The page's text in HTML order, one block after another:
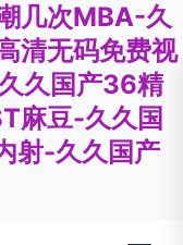
几次MBA-久
清无码免费视
久国产36精
麻豆-久久国
射-久久国产